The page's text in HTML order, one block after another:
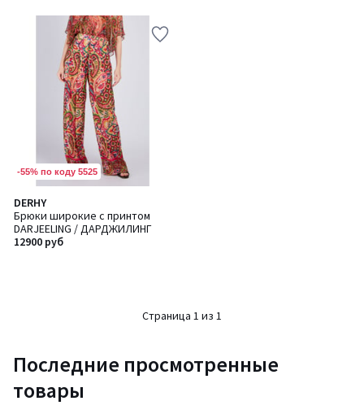
-55% по коду 5525
DERHY
Брюки широкие с принтом
DARJEELING / ДАРДЖИЛИНГ
12900 руб
Страница 1 из 1
Последние просмотренные
товары